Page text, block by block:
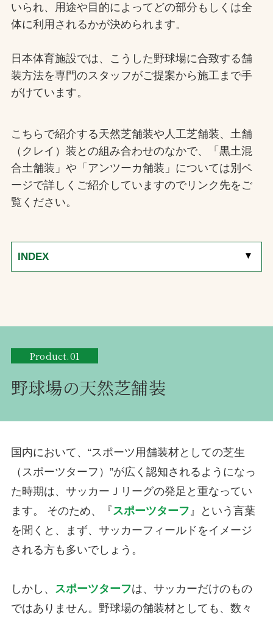
いられ、用途や目的によってどの部分もしくは全
体に利用されるかが決められます。
日本体育施設では、こうした野球場に合致する舗
装方法を専門のスタッフがご提案から施工まで手
がけています。
こちらで紹介する天然芝舗装や人工芝舗装、土舗
（クレイ）装との組み合わせのなかで、「黒土混
合土舗装」や「アンツーカ舗装」については別ペ
ージで詳しくご紹介していますのでリンク先をご
覧ください。
INDEX ▼
Product.01
野球場の天然芝舗装
国内において、“スポーツ用舗装材としての芝生
（スポーツターフ）”が広く認知されるようになっ
た時期は、サッカーＪリーグの発足と重なってい
ます。 そのため、『スポーツターフ』という言葉
を聞くと、まず、サッカーフィールドをイメージ
される方も多いでしょう。
しかし、 スポーツターフは、サッカーだけのもの
ではありません。野球場の舗装材としても、数々